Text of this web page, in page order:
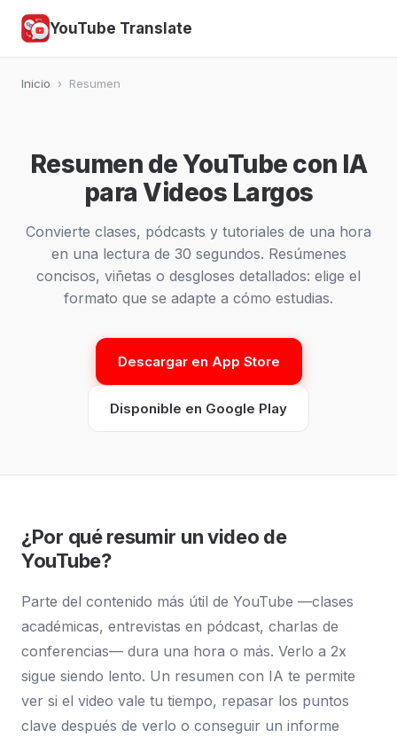
YouTube Translate
Inicio › Resumen
Resumen de YouTube con IA
para Videos Largos
Convierte clases, pódcasts y tutoriales de una hora
en una lectura de 30 segundos. Resúmenes
concisos, viñetas o desgloses detallados: elige el
formato que se adapte a cómo estudias.
Descargar en App Store
Disponible en Google Play
¿Por qué resumir un video de
YouTube?
Parte del contenido más útil de YouTube —clases
académicas, entrevistas en pódcast, charlas de
conferencias— dura una hora o más. Verlo a 2x
sigue siendo lento. Un resumen con IA te permite
ver si el video vale tu tiempo, repasar los puntos
clave después de verlo o conseguir un informe